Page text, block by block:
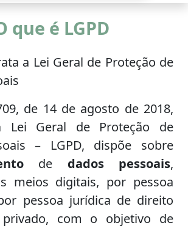
que é LGPD
a Lei Geral de Proteção de
de 14 de agosto de 2018,
Lei Geral de Proteção de
– LGPD, dispõe sobre
de dados pessoais,
meios digitais, por pessoa
pessoa jurídica de direito
com o objetivo de